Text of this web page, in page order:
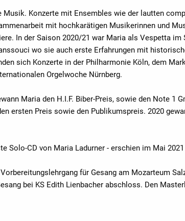
Konzerte mit Ensembles wie der lautten
mit hochkarätigen Musikerinnen und
In der Saison 2020/21 war Maria als Vespetta
wo sie auch erste Erfahrungen mit
sich Konzerte in der Philharmonie Köln, dem
Orgelwoche Nürnberg.
Maria den H.I.F. Biber-Preis, sowie den Note
ersten Preis sowie den Publikumspreis. 2020
Solo-CD von Maria Ladurner - erschien im Mai
für Gesang am Mozarteum
bei KS Edith Lienbacher abschloss. Den